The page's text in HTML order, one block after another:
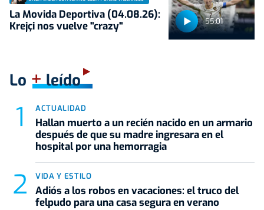
55:01
La Movida Deportiva (04.08.26):
Krejçi nos vuelve "crazy"
Lo +leído
ACTUALIDAD
Hallan muerto a un recién nacido en un armario
después de que su madre ingresara en el
hospital por una hemorragia
VIDA Y ESTILO
Adiós a los robos en vacaciones: el truco del
felpudo para una casa segura en verano